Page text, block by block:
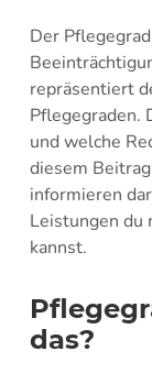
Der
repräsentiert
Pflegegraden.
und welche
diesem
informieren
Leistungen du
kannst.
das?